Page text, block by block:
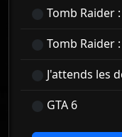
Tomb Raider
Tomb Raider
J'attends les
GTA 6